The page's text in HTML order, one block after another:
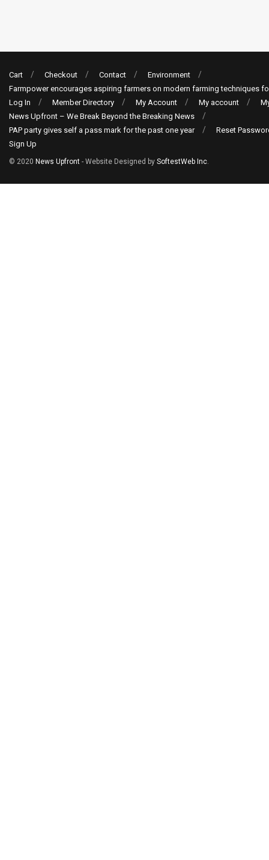
Cart Checkout Contact
Environment
Farmpower encourages aspiring farmers on modern farming techniques
Log In
Member Directory My Account My account
News Upfront – We Break Beyond the Breaking News
PAP party gives self a pass mark for the past one year
Reset
Sign Up
© 2020 News Upfront - Website Designed by SoftestWeb Inc.